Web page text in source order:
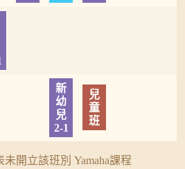
新
幼
兒
2-1
兒
童
班
開立該班別 Yamaha課程